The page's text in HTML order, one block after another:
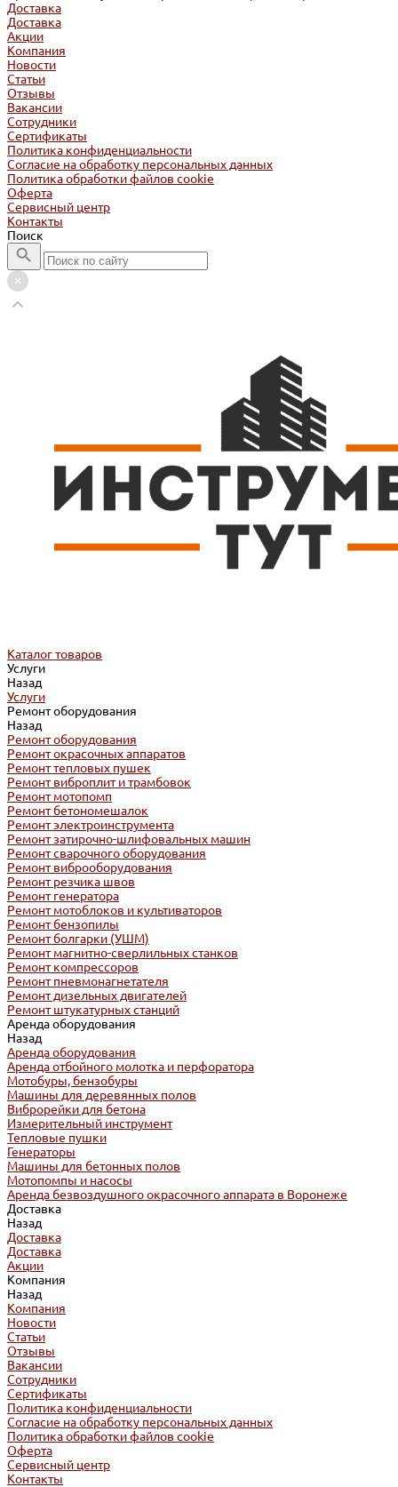
Доставка
Доставка
Акции
Компания
Новости
Статьи
Отзывы
Вакансии
Сотрудники
Сертификаты
Политика конфиденциальности
Согласие на обработку персональных данных
Политика обработки файлов cookie
Оферта
Сервисный центр
Контакты
Поиск
Каталог товаров
Услуги
Назад
Услуги
Ремонт оборудования
Назад
Ремонт оборудования
Ремонт окрасочных аппаратов
Ремонт тепловых пушек
Ремонт виброплит и трамбовок
Ремонт мотопомп
Ремонт бетономешалок
Ремонт электроинструмента
Ремонт затирочно-шлифовальных машин
Ремонт сварочного оборудования
Ремонт виброоборудования
Ремонт резчика швов
Ремонт генератора
Ремонт мотоблоков и культиваторов
Ремонт бензопилы
Ремонт болгарки (УШМ)
Ремонт магнитно-сверлильных станков
Ремонт компрессоров
Ремонт пневмонагнетателя
Ремонт дизельных двигателей
Ремонт штукатурных станций
Аренда оборудования
Назад
Аренда оборудования
Аренда отбойного молотка и перфоратора
Мотобуры, бензобуры
Машины для деревянных полов
Виброрейки для бетона
Измерительный инструмент
Тепловые пушки
Генераторы
Машины для бетонных полов
Мотопомпы и насосы
Аренда безвоздушного окрасочного аппарата в Воронеже
Доставка
Назад
Доставка
Доставка
Акции
Компания
Назад
Компания
Новости
Статьи
Отзывы
Вакансии
Сотрудники
Сертификаты
Политика конфиденциальности
Согласие на обработку персональных данных
Политика обработки файлов cookie
Оферта
Сервисный центр
Контакты